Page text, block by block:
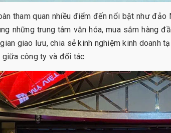
tham quan nhiều điểm đến nổi bật như
những trung tâm văn hóa, mua sắm hàng
giao lưu, chia sẻ kinh nghiệm kinh doanh
giữa công ty và đối tác.